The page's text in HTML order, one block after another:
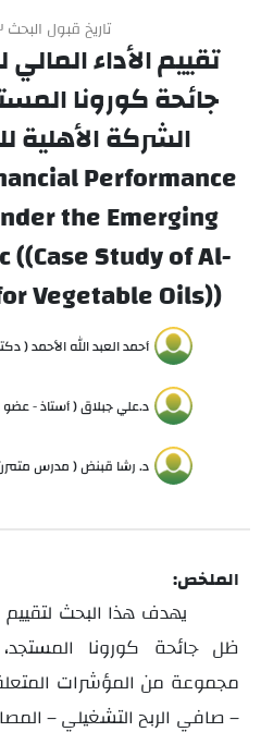
تاريخ قبول البحث ٢٠٢٢ فبراير ٢٠
تقييم الأداء
جائحة كورونا
الشركة الأهلية
Performance
the Emerging
((Case Study of Al-
Vegetable Oils))
أحمد العبد الله الأحمد (
د.علي جبلاق ( أستاذ -
د. رشا قبنض ( مدرس
الملخص:
يهدف هذا البحث
ظل جائحة كورونا
مجموعة من المؤشرات
– صافي الربح التشغيلي –